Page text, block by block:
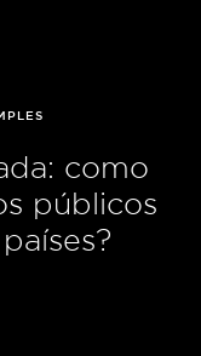
como
públicos